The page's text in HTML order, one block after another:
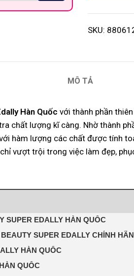
SKU:
MÔ TẢ
Hàn Quốc với thành phần
chất lượng kĩ càng. Nhờ thành
hàm lượng các chất được tính
vượt trội trong việc làm đẹp,
SUPER EDALLY HÀN QUỐC
SUPER EDALLY CHÍNH
HÀN QUỐC
QUỐC